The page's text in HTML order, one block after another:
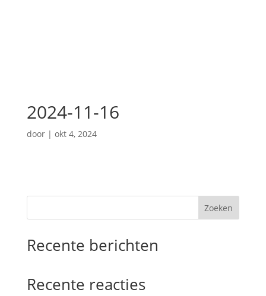
2024-11-16
door | okt 4, 2024
Zoeken
Recente berichten
Recente reacties